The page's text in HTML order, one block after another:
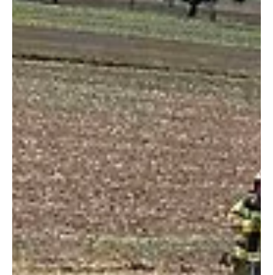
KANTON SOLOTHURN
Metzerlen: Traktorfahrer bei Selbstunfall auf
Challstrasse tödlich verletzt
Bei einem Selbstunfall auf der Challstrasse in Metzerlen hat
sich ein 68-jähriger Traktorfahrer tödlich verletzt. Zur Klärung
des...